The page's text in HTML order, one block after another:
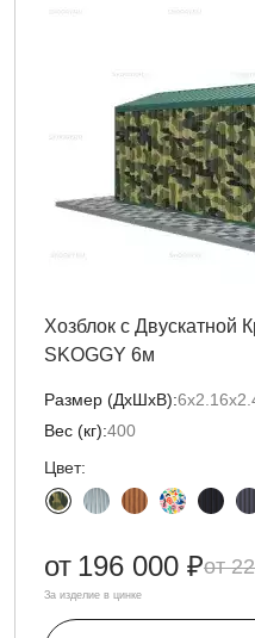
Хозблок с Двускатной
SKOGGY 6м
Размер (ДxШxВ):
Вес (кг):400
Цвет:
от 196 000 ₽
За изделие в цинке